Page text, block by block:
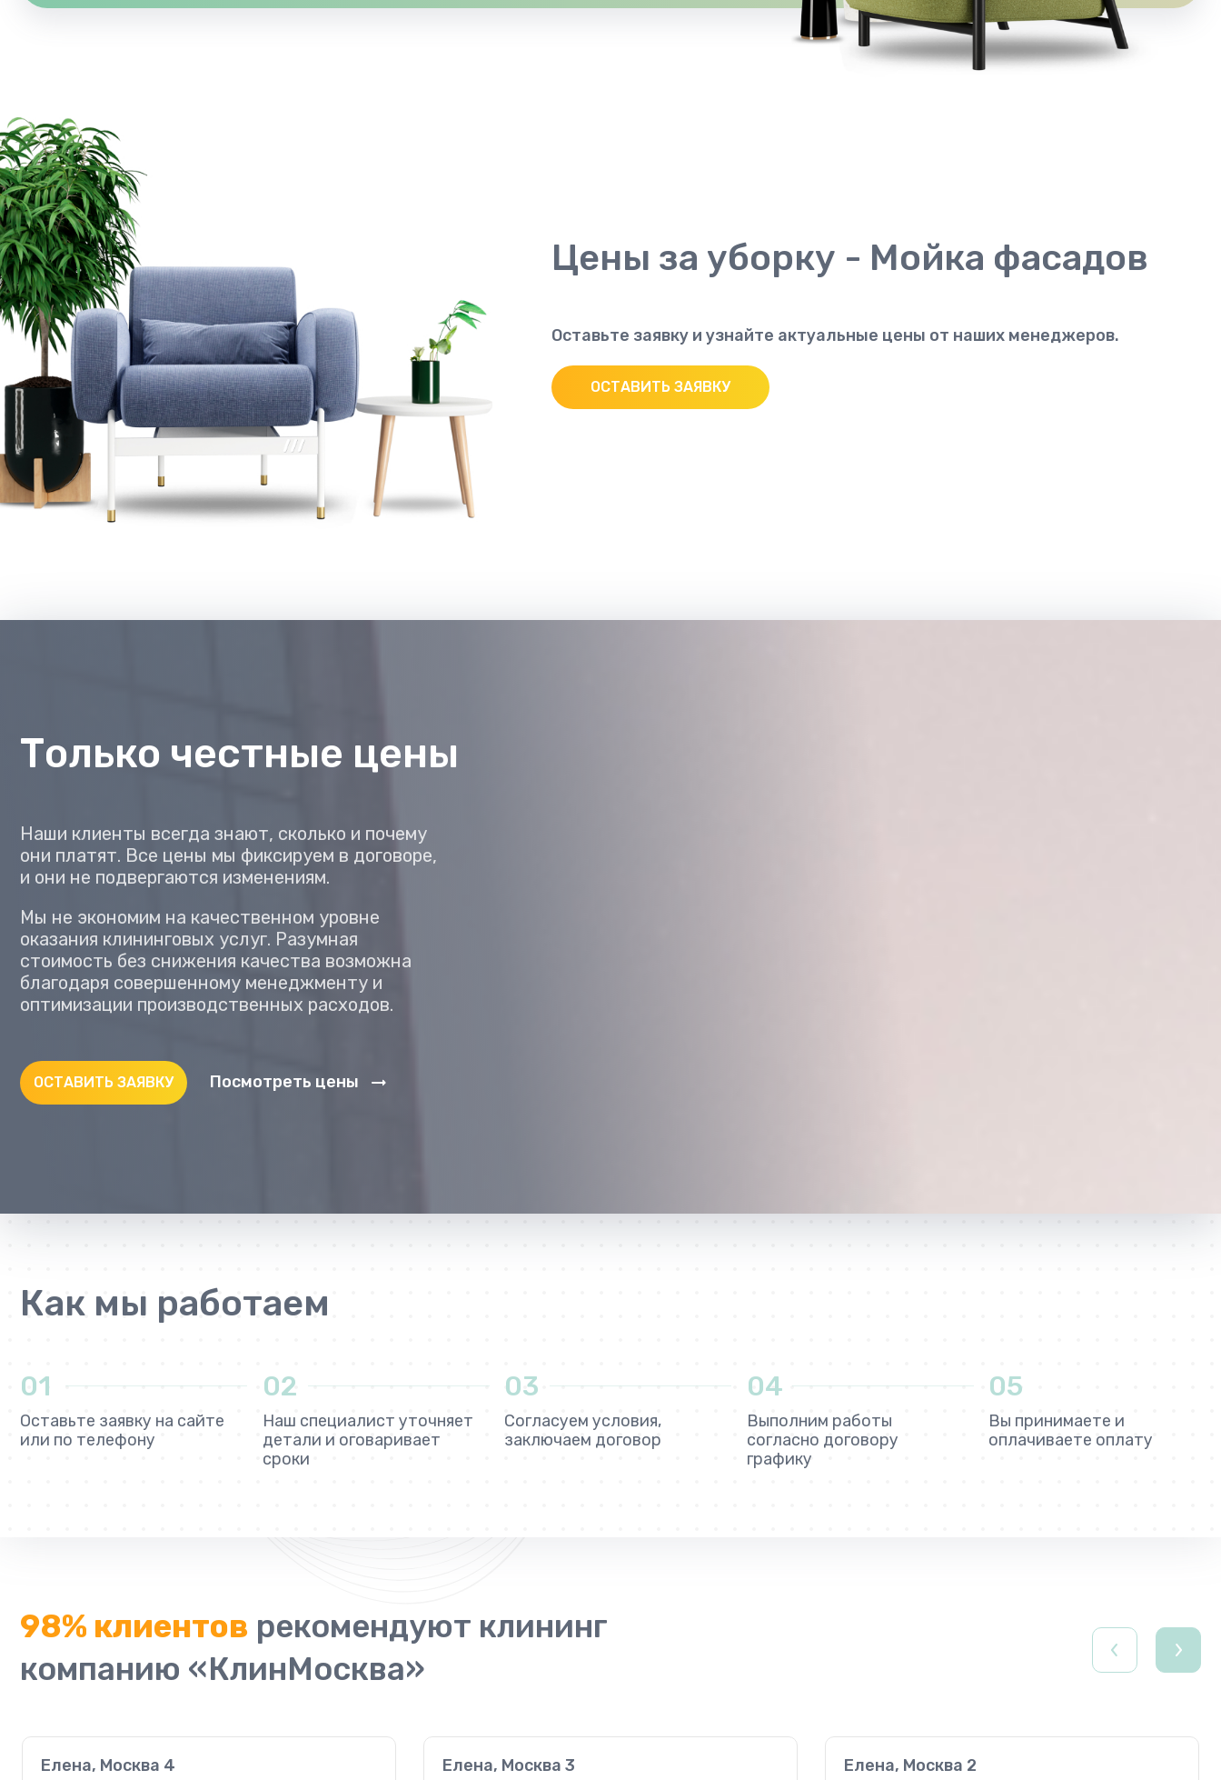
Цены за уборку - Мойка фасадов
Оставьте заявку и узнайте актуальные цены от наших менеджеров.
ОСТАВИТЬ ЗАЯВКУ
Только честные цены
Наши клиенты всегда знают, сколько и почему
они платят. Все цены мы фиксируем в договоре,
и они не подвергаются изменениям.
Мы не экономим на качественном уровне
оказания клининговых услуг. Разумная
стоимость без снижения качества возможна
благодаря совершенному менеджменту и
оптимизации производственных расходов.
ОСТАВИТЬ ЗАЯВКУ Посмотреть цены
Как мы работаем
01
Оставьте заявку на сайте
или по телефону
02
Наш специалист уточняет
детали и оговаривает
сроки
03
Согласуем условия,
заключаем договор
04
Выполним работы
согласно договору
графику
05
Вы принимаете и
оплачиваете оплату
98% клиентов рекомендуют клининг
компанию «КлинМосква»
Елена, Москва 4 Елена, Москва 3 Елена, Москва 2